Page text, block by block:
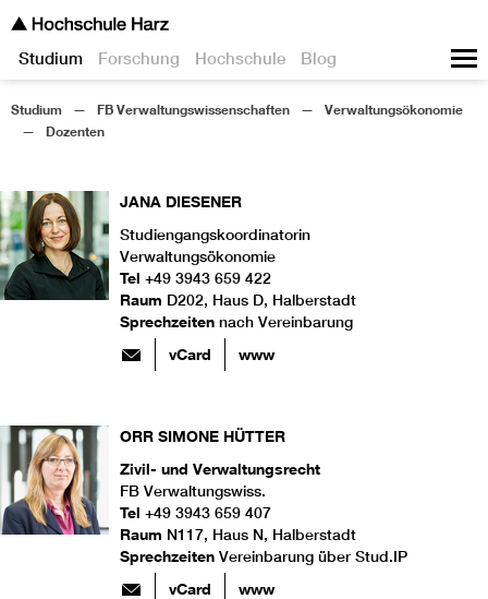
Studium Forschung Hochschule Blog
Studium FB Verwaltungswissenschaften
Verwaltungsökonomie
Dozenten
JANA DIESENER
Studiengangskoordinatorin
Verwaltungsökonomie
Tel +49 3943 659 422
Raum D202, Haus D, Halberstadt
Sprechzeiten nach Vereinbarung
vCard www
ORR SIMONE HÜTTER
Zivil- und Verwaltungsrecht
FB Verwaltungswiss.
Tel +49 3943 659 407
Raum N117, Haus N, Halberstadt
Sprechzeiten Vereinbarung über Stud.IP
vCard www